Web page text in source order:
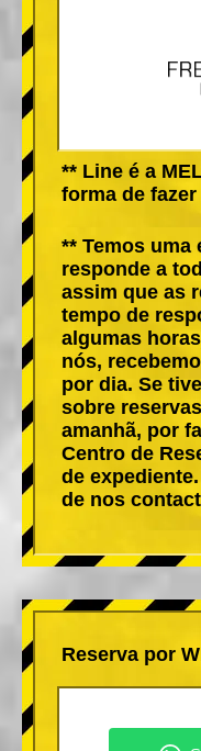
** Line é a
forma de
** Temos uma
responde a
assim que as
tempo de
algumas
nós,
por dia. Se
sobre
amanhã, por
Centro de
de
de nos
Reserva por